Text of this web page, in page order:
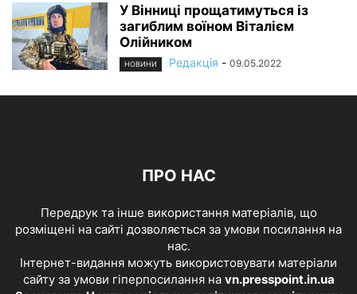
У Вінниці прощатимуться із
загиблим воїном Віталієм
Олійником
НОВИНИ Редакція - 09.05.2022
ПРО НАС
Передрук та інше використання матеріалів, що
розміщені на сайті дозволяється за умови посилання на
нас.
Інтернет-видання можуть використовувати матеріали
сайту за умови гіперпосилання на vn.presspoint.in.ua